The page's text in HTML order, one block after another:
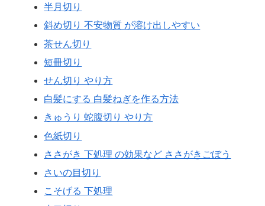
半月切り
斜め切り 不安物質 が溶け出しやすい
茶せん切り
短冊切り
せん切り やり方
白髪にする 白髪ねぎを作る方法
きゅうり 蛇腹切り やり方
色紙切り
ささがき 下処理 の効果など ささがきごぼう
さいの目切り
こそげる 下処理